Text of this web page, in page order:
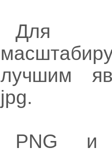
Для
лучшим
jpg.
PNG и